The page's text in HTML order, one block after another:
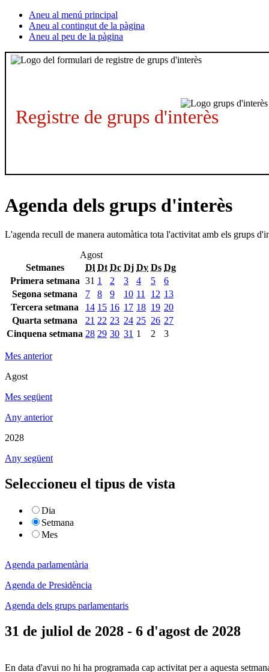
Aneu al menú principal
Aneu al contingut de la pàgina
Aneu al peu de la pàgina
Registre de grups d'interès
Agenda dels grups d'interès
L'agenda recull de manera automàtica tota l'activitat amb els grups
Agost
Setmanes
Dl Dt Dc Dj Dv Ds Dg
Primera setmana 31 1 2 3 4 5
6
Segona setmana
7 8 9 10 11 12 13
Tercera setmana
14 15 16 17 18 19 20
Quarta setmana
21 22 23 24 25 26 27
Cinquena setmana 28 29 30 31 1 2 3
Mes anterior
Agost
Mes següent
Any anterior
2028
Any següent
Seleccioneu el tipus de vista
Dia
Setmana
Mes
Agenda parlamentària
Agenda de Presidència
Agenda dels grups parlamentaris
31 de juliol de 2028 - 6 d'agost de 2028
En data d'avui no hi ha programada cap activitat per a aquesta